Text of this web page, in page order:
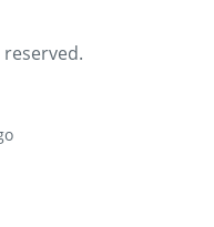
reserved.